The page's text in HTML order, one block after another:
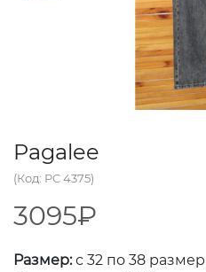
Pagalee
(Код: PC 4375)
3095₽
Размер:с 32 по 38 размер